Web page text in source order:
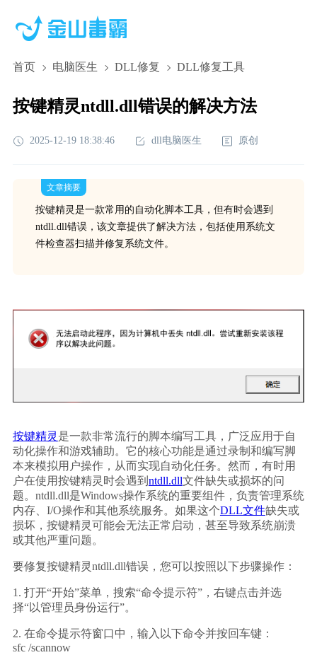
首页 电脑医生 DLL修复 DLL修复工具
按键精灵ntdll.dll错误的解决方法
2025-12-19 18:38:46 dll电脑医生 原创
文章摘要
按键精灵是一款常用的自动化脚本工具，但有时会遇到
ntdll.dll错误，该文章提供了解决方法，包括使用系统文
件检查器扫描并修复系统文件。
按键精灵 是一款非常流行的脚本编写工具，广泛应用于自
动化操作和游戏辅助。它的核心功能是通过录制和编写脚
本来模拟用户操作，从而实现自动化任务。然而，有时用
户在使用按键精灵时会遇到 ntdll.dll文件缺失或损坏的问
题。ntdll.dll是Windows操作系统的重要组件，负责管理系统
内存、I/O操作和其他系统服务。如果这个DLL文件缺失或
损坏，按键精灵可能会无法正常启动，甚至导致系统崩溃
或其他严重问题。
要修复按键精灵ntdll.dll错误，您可以按照以下步骤操作：
1. 打开“开始”菜单，搜索“命令提示符”，右键点击并选
择“以管理员身份运行”。
2. 在命令提示符窗口中，输入以下命令并按回车键：
sfc /scannow